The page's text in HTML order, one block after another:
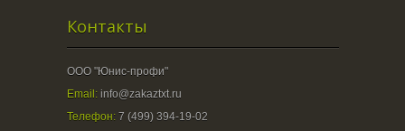
Контакты
ООО "Юнис-профи"
Email: info@zakaztxt.ru
Телефон:7 (499) 394-19-02